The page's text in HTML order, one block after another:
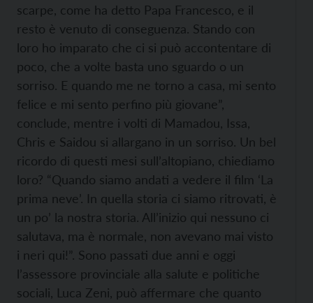
scarpe, come ha detto Papa Francesco, e il
resto è venuto di conseguenza. Stando con
loro ho imparato che ci si può accontentare di
poco, che a volte basta uno sguardo o un
sorriso. E quando me ne torno a casa, mi sento
felice e mi sento perfino più giovane”,
conclude, mentre i volti di Mamadou, Issa,
Chris e Saidou si allargano in un sorriso. Un bel
ricordo di questi mesi sull’altopiano, chiediamo
loro? “Quando siamo andati a vedere il film ‘La
prima neve’. In quella storia ci siamo ritrovati, è
un po’ la nostra storia. All’inizio qui nessuno ci
salutava, ma è normale, non avevano mai visto
i neri qui!”. Sono passati due anni e oggi
l’assessore provinciale alla salute e politiche
sociali, Luca Zeni, può affermare che quanto